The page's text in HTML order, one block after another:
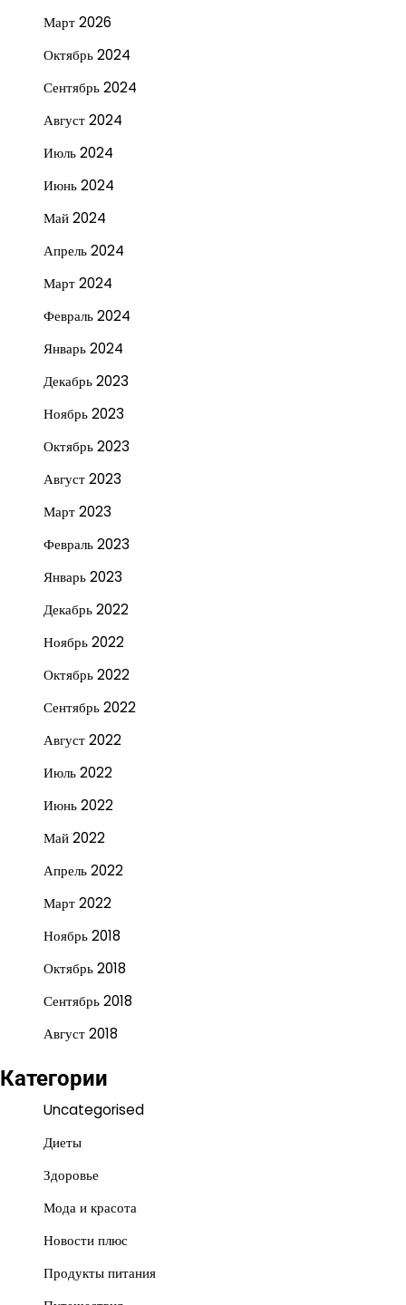
Март 2026
Октябрь 2024
Сентябрь 2024
Август 2024
Июль 2024
Июнь 2024
Май 2024
Апрель 2024
Март 2024
Февраль 2024
Январь 2024
Декабрь 2023
Ноябрь 2023
Октябрь 2023
Август 2023
Март 2023
Февраль 2023
Январь 2023
Декабрь 2022
Ноябрь 2022
Октябрь 2022
Сентябрь 2022
Август 2022
Июль 2022
Июнь 2022
Май 2022
Апрель 2022
Март 2022
Ноябрь 2018
Октябрь 2018
Сентябрь 2018
Август 2018
Категории
Uncategorised
Диеты
Здоровье
Мода и красота
Новости плюс
Продукты питания